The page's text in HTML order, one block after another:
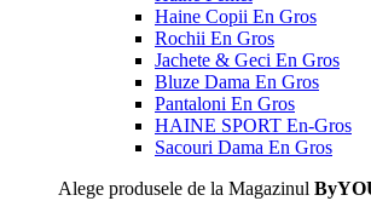
Haine Copii En Gros
Rochii En Gros
Jachete & Geci En Gros
Bluze Dama En Gros
Pantaloni En Gros
HAINE SPORT En-Gros
Sacouri Dama En Gros
Alege produsele de la Magazinul